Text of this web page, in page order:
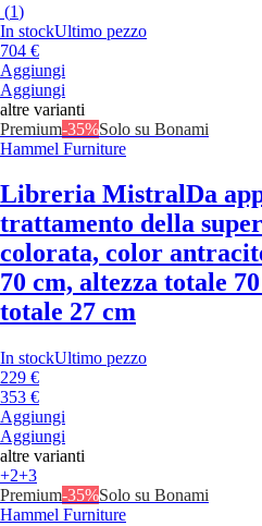
(1)
In stockUltimo pezzo
704 €
Aggiungi
Aggiungi
altre varianti
Premium-35%Solo su Bonami
Hammel Furniture
Libreria MistralDa
trattamento della
colorata, color
70 cm, altezza totale
totale 27 cm
In stockUltimo pezzo
229 €
353 €
Aggiungi
Aggiungi
altre varianti
+2+3
Premium-35%Solo su Bonami
Hammel Furniture